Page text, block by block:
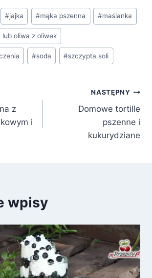
#jajka #mąka pszenna #maślanka
oliwa z oliwek
#soda #szczypta soli
z
i
NASTĘPNY
Domowe tortille
pszenne i
kukurydziane
wpisy